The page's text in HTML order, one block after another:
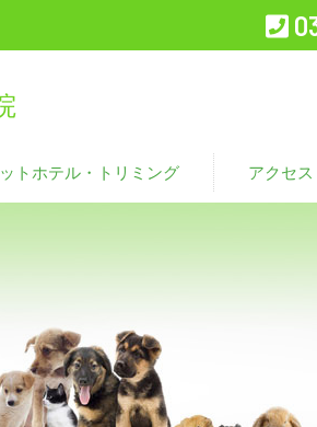
トホテル・トリミング アクセス